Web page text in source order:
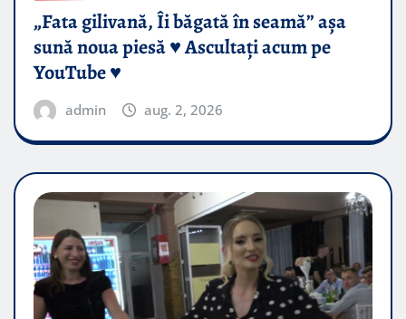
„Fata gilivană, Îi băgată în seamă” așa
sună noua piesă ♥️ Ascultați acum pe
YouTube ♥️
admin aug. 2, 2026